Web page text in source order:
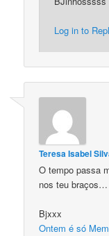
Log in to
Teresa Isabel
O tempo passa
nos teu braços…
Bjxxx
Ontem é só